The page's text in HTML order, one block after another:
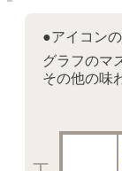
●アイコン
グラフのマ
その他の味